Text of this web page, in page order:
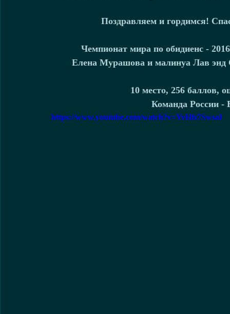
Поздравляем и гордимся!
Чемпионат мира по обидиенс -
Елена Мурашова и малинуа Лав
10 место, 256 баллов,
Команда России
https://www.youtube.com/watch?v=YvHfs7SwsaI